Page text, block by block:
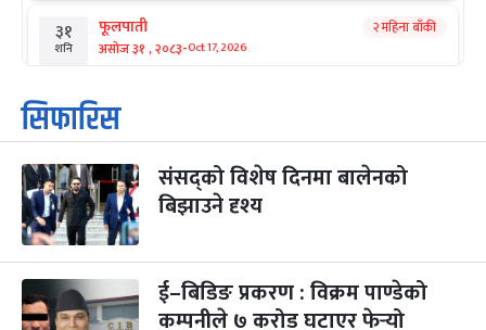
३१
शनि
फूलपाती
असोज ३१ , २०८३-Oct 17, 2026
२ महिना बाँकी
१
आइत
कार्तिक सङ्क्रान्ति
कार्तिक १, २०८३
३
मंगल
महानवमी
कार्तिक ३, २०८३-Oct 20, 2026
२ महिना बाँकी
४
बुध कार्तिक ४, २०८३ -Oct 21, 2026
सिफारिस
संसद्को विशेष दिनमा बालेनको
बिझाउने दृश्य
ई–बिडिङ प्रकरण : विक्रम पाण्डेको
कम्पनीले ७ करोड घटाएर फेर्‍यो